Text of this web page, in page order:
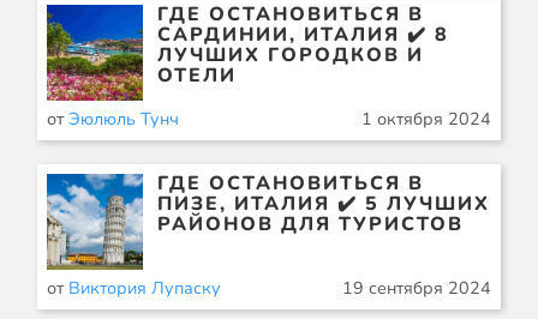
ГДЕ ОСТАНОВИТЬСЯ В
САРДИНИИ, ИТАЛИЯ ✔️ 8
ЛУЧШИХ ГОРОДКОВ И
ОТЕЛИ
отЭюлюль Тунч 1 октября 2024
ГДЕ ОСТАНОВИТЬСЯ В
ПИЗЕ, ИТАЛИЯ ✔️ 5 ЛУЧШИХ
РАЙОНОВ ДЛЯ ТУРИСТОВ
от Виктория Лупаску 19 сентября 2024